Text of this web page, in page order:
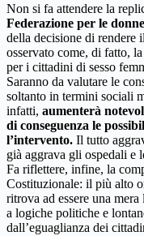
Non si fa attendere la
Federazione per le donne
della decisione di rendere
osservato come, di fatto,
per i cittadini di sesso
Saranno da valutare le
soltanto in termini sociali
infatti, aumenterà
di conseguenza le
l’intervento. Il tutto
già aggrava gli ospedali e
Fa riflettere, infine, la
Costituzionale: il più alto
ritrova ad essere una
a logiche politiche e
dall’eguaglianza dei